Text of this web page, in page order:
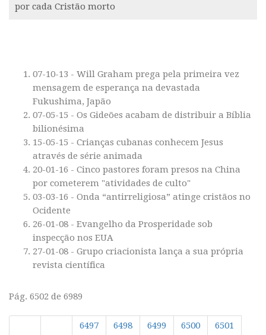
por cada Cristão morto
07-10-13 - Will Graham prega pela primeira vez
mensagem de esperança na devastada
Fukushima, Japão
07-05-15 - Os Gideões acabam de distribuir a Bíblia
bilionésima
15-05-15 - Crianças cubanas conhecem Jesus
através de série animada
20-01-16 - Cinco pastores foram presos na China
por cometerem "atividades de culto"
03-03-16 - Onda “antirreligiosa” atinge cristãos no
Ocidente
26-01-08 - Evangelho da Prosperidade sob
inspecção nos EUA
27-01-08 - Grupo criacionista lança a sua própria
revista científica
Pág. 6502 de 6989
6497 6498 6499 6500 6501